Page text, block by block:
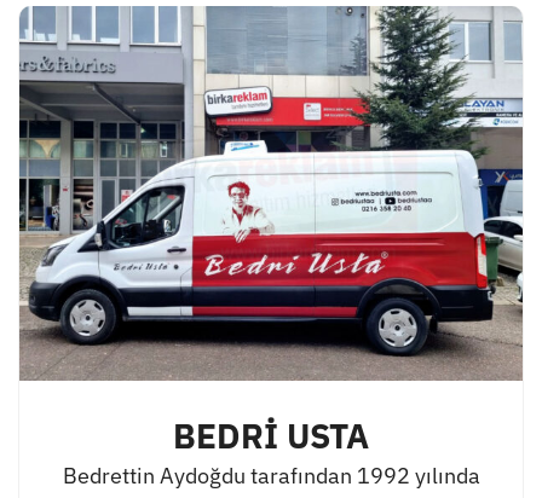
BEDRİ USTA
Bedrettin Aydoğdu tarafından 1992 yılında